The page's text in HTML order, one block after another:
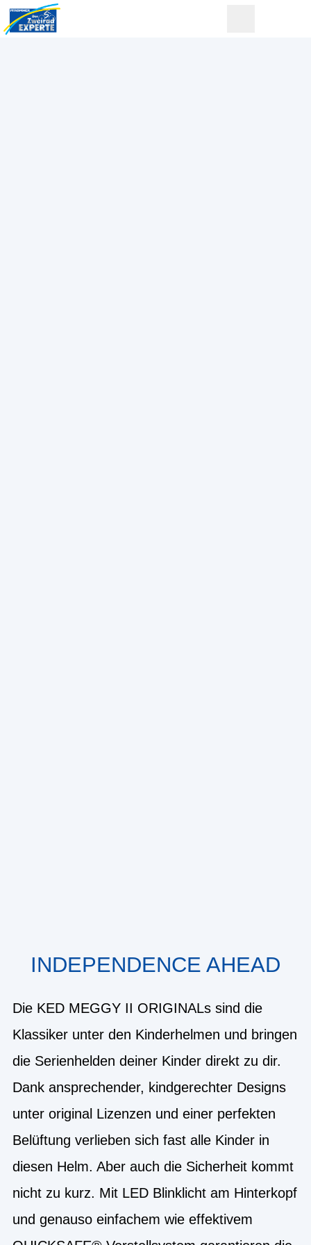
INDEPENDENCE AHEAD
Die KED MEGGY II ORIGINALs sind die
Klassiker unter den Kinderhelmen und bringen
die Serienhelden deiner Kinder direkt zu dir.
Dank ansprechender, kindgerechter Designs
unter original Lizenzen und einer perfekten
Belüftung verlieben sich fast alle Kinder in
diesen Helm. Aber auch die Sicherheit kommt
nicht zu kurz. Mit LED Blinklicht am Hinterkopf
und genauso einfachem wie effektivem